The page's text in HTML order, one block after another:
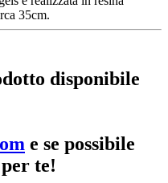
35cm.
disponibile
e se possibile
te!